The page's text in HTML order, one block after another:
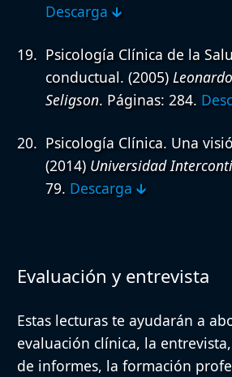
Descarga 🡳
Psicología Clínica de la
conductual. (2005)
Seligson. Páginas: 284.
Psicología Clínica. Una
(2014) Universidad
79. Descarga 🡳
Evaluación y entrevista
Estas lecturas te ayudarán a
evaluación clínica, la
de informes, la formación